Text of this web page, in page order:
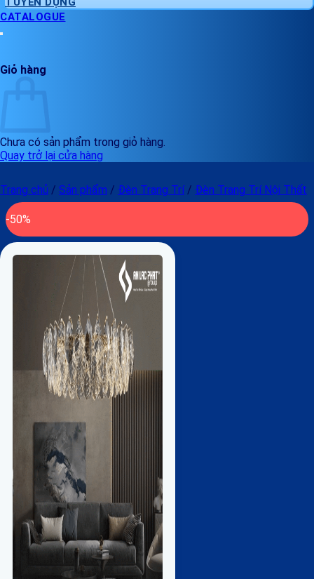
CATALOGUE
Giỏ hàng
Chưa có sản phẩm trong giỏ hàng.
Quay trở lại cửa hàng
Trang chủ / Sản phẩm / Đèn Trang Trí / Đèn Trang Trí Nội Thất
-50%